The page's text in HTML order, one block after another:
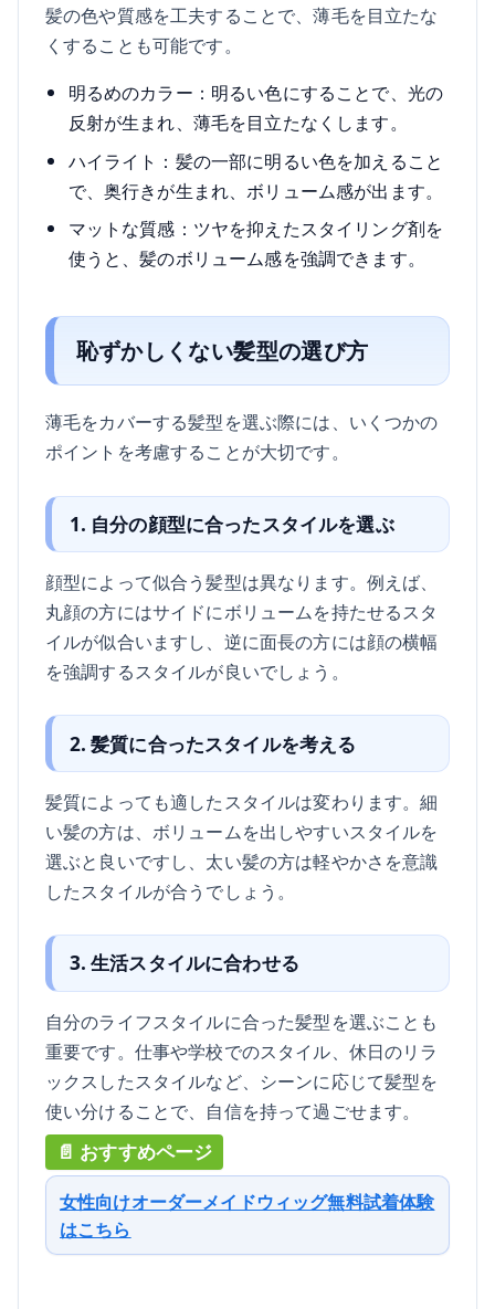
髪の色や質感を工夫することで、薄毛を目立たな
くすることも可能です。
明るめのカラー：明るい色にすることで、光の
反射が生まれ、薄毛を目立たなくします。
ハイライト：髪の一部に明るい色を加えること
で、奥行きが生まれ、ボリューム感が出ます。
マットな質感：ツヤを抑えたスタイリング剤を
使うと、髪のボリューム感を強調できます。
恥ずかしくない髪型の選び方
薄毛をカバーする髪型を選ぶ際には、いくつかの
ポイントを考慮することが大切です。
1. 自分の顔型に合ったスタイルを選ぶ
顔型によって似合う髪型は異なります。例えば、
丸顔の方にはサイドにボリュームを持たせるスタ
イルが似合いますし、逆に面長の方には顔の横幅
を強調するスタイルが良いでしょう。
2. 髪質に合ったスタイルを考える
髪質によっても適したスタイルは変わります。細
い髪の方は、ボリュームを出しやすいスタイルを
選ぶと良いですし、太い髪の方は軽やかさを意識
したスタイルが合うでしょう。
3. 生活スタイルに合わせる
自分のライフスタイルに合った髪型を選ぶことも
重要です。仕事や学校でのスタイル、休日のリラ
ックスしたスタイルなど、シーンに応じて髪型を
使い分けることで、自信を持って過ごせます。
女性向けオーダーメイドウィッグ無料試着体験
はこちら